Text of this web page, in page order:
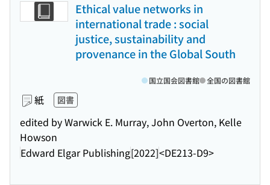
Ethical value networks in
international trade : social
justice, sustainability and
provenance in the Global South
紙 図書
edited by Warwick E. Murray, John Overton, Kelle
Howson
Edward Elgar Publishing[2022]<DE213-D9>
国立国会図書館 全国の図書館